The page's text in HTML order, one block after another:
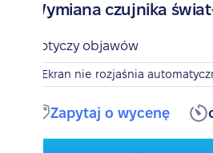
Wymiana czujnika
Dotyczy objawów
Ekran nie rozjaśnia
Zapytaj o wycenę